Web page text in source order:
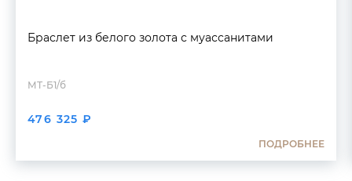
Браслет из белого золота с муассанитами
МТ-Б1/б
476 325 ₽
ПОДРОБНЕЕ